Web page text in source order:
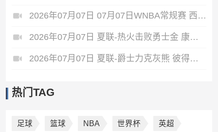
2026年07月07日 07月07日WNBA常规赛 西雅图风暴 82 - 64 洛杉矶火花
2026年07月07日 夏联-热火击败勇士金 康韦尔26+5 琼斯9中1 奥尔布里奇21+6
2026年07月07日 夏联-爵士力克灰熊 彼得森25+12 布泽尔18+7 科沃德23分
热门TAG
足球 篮球 NBA 世界杯 英超